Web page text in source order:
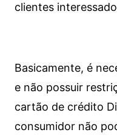
clientes
Basicamente, é
e não possuir
cartão de crédito
consumidor não